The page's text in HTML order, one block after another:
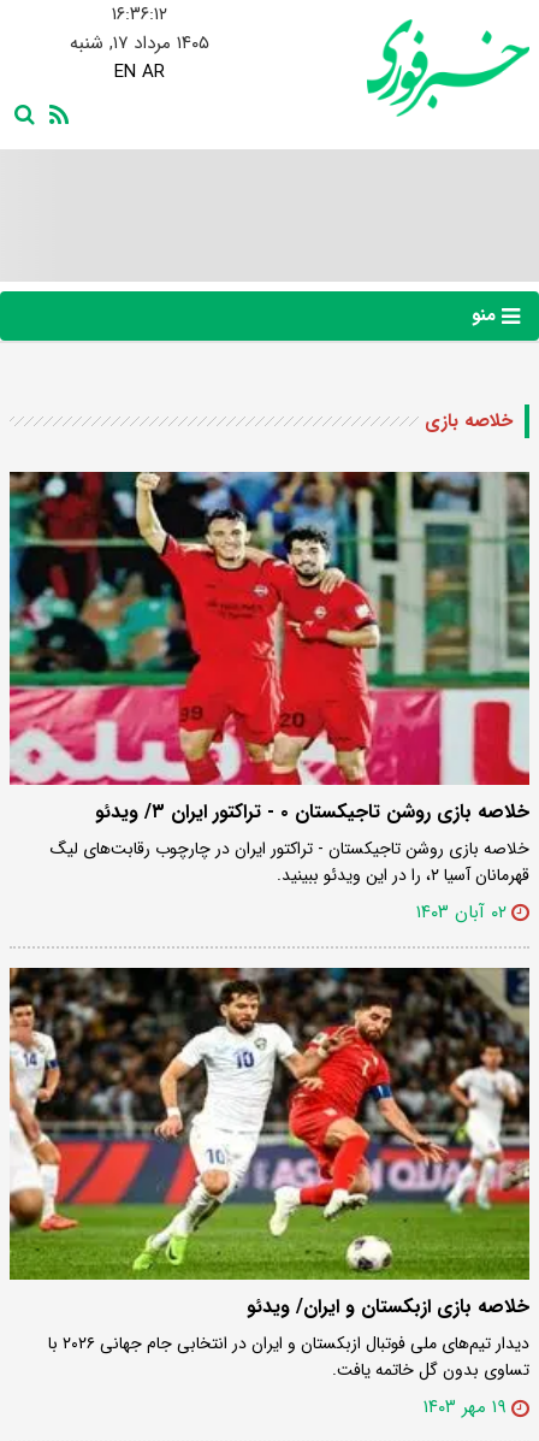
۱۶:۳۶:۱۳
۱۴۰۵ مرداد ۱۷, شنبه
EN AR
منو
خلاصه بازی
خلاصه بازی روشن تاجیکستان ۰ - تراکتور ایران ۳/ ویدئو
خلاصه بازی روشن تاجیکستان - تراکتور ایران در چارچوب رقابت‌های لیگ
قهرمانان آسیا ۲، را در این ویدئو ببینید.
۰۲ آبان ۱۴۰۳
خلاصه بازی ازبکستان و ایران/ ویدئو
دیدار تیم‌های ملی فوتبال ازبکستان و ایران در انتخابی جام جهانی ۲۰۲۶ با
تساوی بدون گل خاتمه یافت.
۱۹ مهر ۱۴۰۳